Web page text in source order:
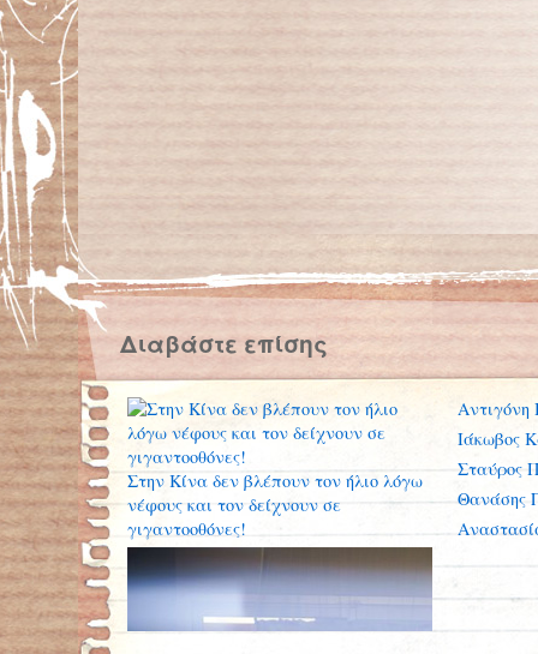
Διαβάστε επίσης
Στην Κίνα δεν βλέπουν τον ήλιο λόγω
νέφους και τον δείχνουν σε
γιγαντοοθόνες!
Ιάκωβος
Σταύρος
Θανάσης